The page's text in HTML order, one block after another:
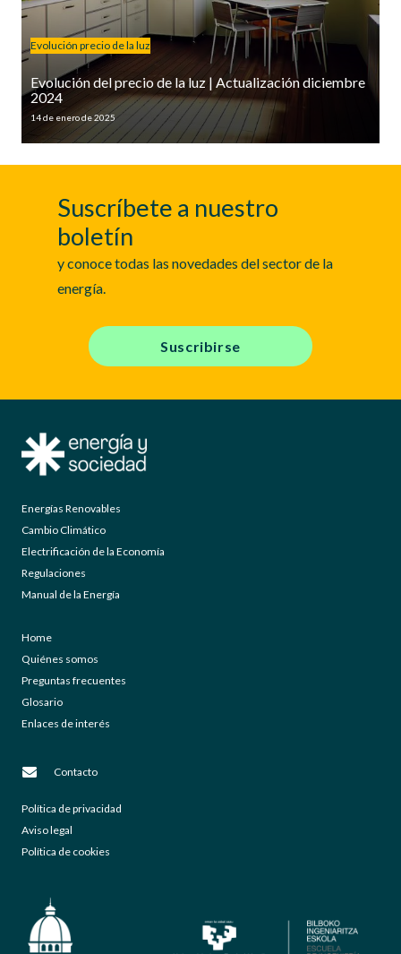
Evolución precio de la luz
Evolución del precio de la luz | Actualización diciembre
2024
14 de enero de 2025
Suscríbete a nuestro
boletín
y conoce todas las novedades del sector de la
energía.
Suscribirse
Energías Renovables
Cambio Climático
Electrificación de la Economía
Regulaciones
Manual de la Energía
Home
Quiénes somos
Preguntas frecuentes
Glosario
Enlaces de interés
Contacto
Política de privacidad
Aviso legal
Política de cookies